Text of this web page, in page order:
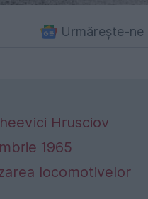
Urmărește-ne
Hrusciov
1965
locomotivelor